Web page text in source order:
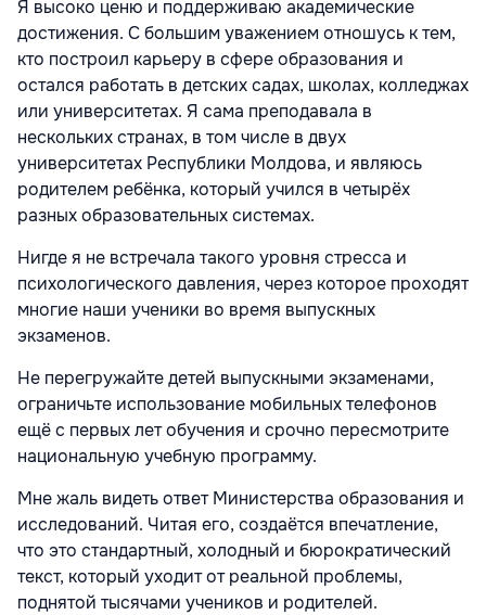
Я высоко ценю и поддерживаю академические
достижения. С большим уважением отношусь к тем,
кто построил карьеру в сфере образования и
остался работать в детских садах, школах, колледжах
или университетах. Я сама преподавала в
нескольких странах, в том числе в двух
университетах Республики Молдова, и являюсь
родителем ребёнка, который учился в четырёх
разных образовательных системах.
Нигде я не встречала такого уровня стресса и
психологического давления, через которое проходят
многие наши ученики во время выпускных
экзаменов.
Не перегружайте детей выпускными экзаменами,
ограничьте использование мобильных телефонов
ещё с первых лет обучения и срочно пересмотрите
национальную учебную программу.
Мне жаль видеть ответ Министерства образования и
исследований. Читая его, создаётся впечатление,
что это стандартный, холодный и бюрократический
текст, который уходит от реальной проблемы,
поднятой тысячами учеников и родителей.